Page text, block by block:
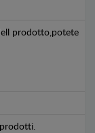
prodotto,potete